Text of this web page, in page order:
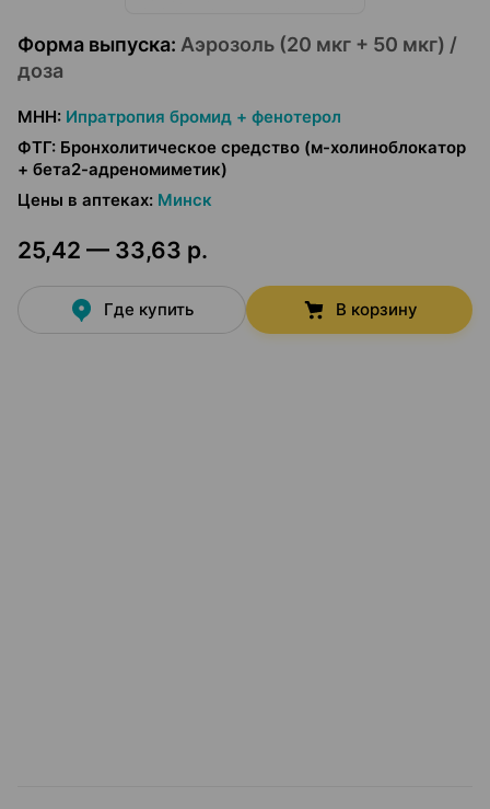
Форма выпуска: Аэрозоль (20 мкг + 50 мкг) /
доза
МНН: Ипратропия бромид + фенотерол
ФТГ: Бронхолитическое средство (м-холиноблокатор
+ бета2-адреномиметик)
Цены в аптеках: Минск
25,42 — 33,63 р.
Где купить В корзину